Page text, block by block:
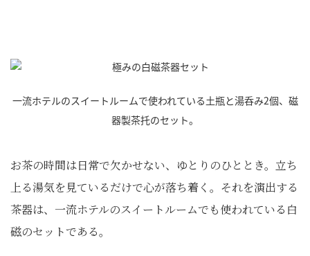
一流ホテルのスイートルームで使われている土瓶と湯呑み2個、磁
器製茶托のセット。
お茶の時間は日常で欠かせない、ゆとりのひととき。立ち
上る湯気を見ているだけで心が落ち着く。それを演出する
茶器は、一流ホテルのスイートルームでも使われている白
磁のセットである。